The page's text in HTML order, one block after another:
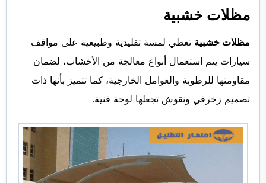
مظلات خشبية
مظلات خشبية تعطي لمسة تقليدية وطبيعية على مواقف
سيارات يتم استعمال أنواع معالجة من الأخشاب، لضمان
مقاومتها للرطوبة والعوامل الخارجية، كما تتميز بأنها ذات
تصميم زخرفي ونقوش تجعلها لوحة فنية.